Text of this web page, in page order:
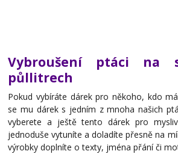
Vybroušení ptáci na
půllitrech
Pokud vybíráte dárek pro někoho, kdo
se mu dárek s jedním z mnoha našich
vyberete a ještě tento dárek pro
jednoduše vytuníte a doladíte přesně na
výrobky doplníte o texty, jména přání či